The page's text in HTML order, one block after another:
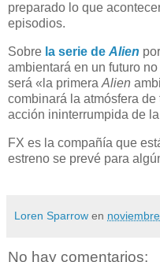
preparado lo que
episodios.
Sobre la serie de Alien
ambientará en un futuro
será «la primera Alien
combinará la atmósfera
acción ininterrumpida de
FX es la compañía que
estreno se prevé para
Loren Sparrow en
No hay comentarios: